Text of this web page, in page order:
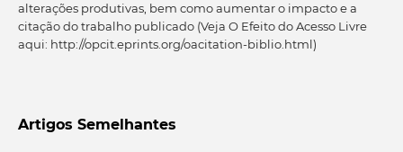
alterações produtivas, bem como aumentar o impacto e a
citação do trabalho publicado (Veja O Efeito do Acesso Livre
aqui: http://opcit.eprints.org/oacitation-biblio.html)
Artigos Semelhantes